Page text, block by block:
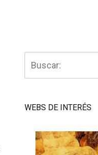
WEBS DE INTERÉS